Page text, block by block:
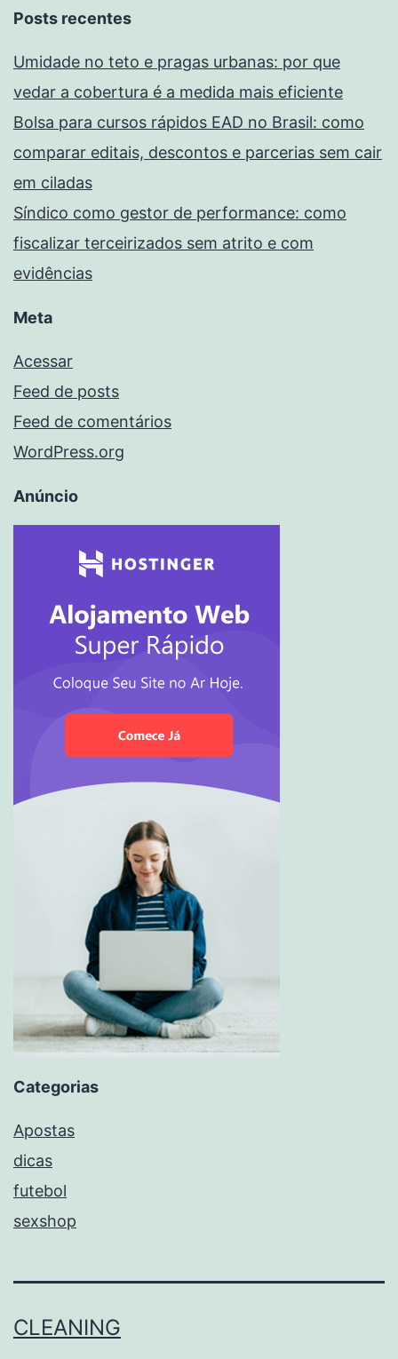
Posts recentes
Umidade no teto e pragas urbanas: por que
vedar a cobertura é a medida mais eficiente
Bolsa para cursos rápidos EAD no Brasil: como
comparar editais, descontos e parcerias sem cair
em ciladas
Síndico como gestor de performance: como
fiscalizar terceirizados sem atrito e com
evidências
Meta
Acessar
Feed de posts
Feed de comentários
WordPress.org
Anúncio
Categorias
Apostas
dicas
futebol
sexshop
CLEANING